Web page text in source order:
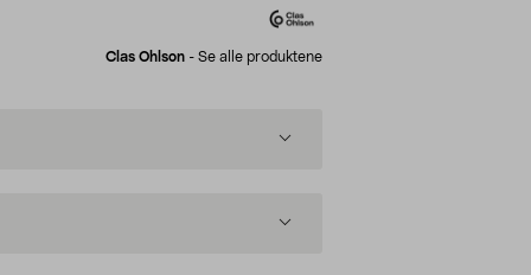
Clas Ohlson - Se alle produktene